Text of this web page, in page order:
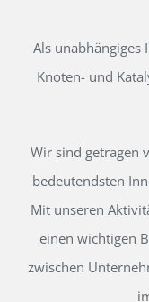
Als
Knoten- und
Wir sind getragen
bedeutendsten
Mit unseren
einen wichtigen
zwischen